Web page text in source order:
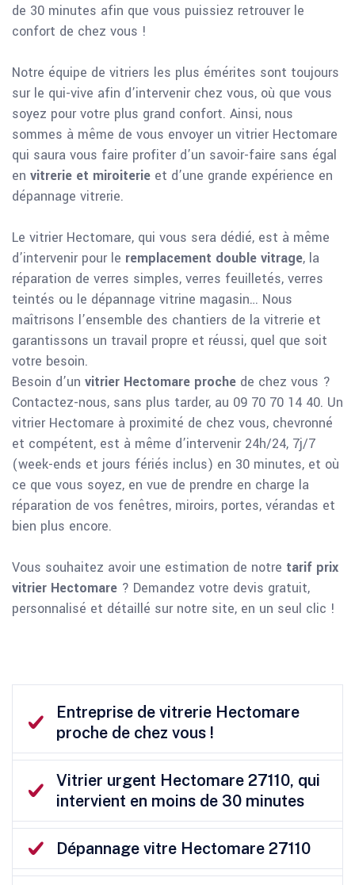
de 30 minutes afin que vous puissiez retrouver le
confort de chez vous !
Notre équipe de vitriers les plus émérites sont toujours
sur le qui-vive afin d’intervenir chez vous, où que vous
soyez pour votre plus grand confort. Ainsi, nous
sommes à même de vous envoyer un vitrier Hectomare
qui saura vous faire profiter d’un savoir-faire sans égal
en vitrerie et miroiterie et d’une grande expérience en
dépannage vitrerie.
Le vitrier Hectomare, qui vous sera dédié, est à même
d’intervenir pour le remplacement double vitrage, la
réparation de verres simples, verres feuilletés, verres
teintés ou le dépannage vitrine magasin… Nous
maîtrisons l’ensemble des chantiers de la vitrerie et
garantissons un travail propre et réussi, quel que soit
votre besoin.
Besoin d’un vitrier Hectomare proche de chez vous ?
Contactez-nous, sans plus tarder, au 09 70 70 14 40. Un
vitrier Hectomare à proximité de chez vous, chevronné
et compétent, est à même d’intervenir 24h/24, 7j/7
(week-ends et jours fériés inclus) en 30 minutes, et où
ce que vous soyez, en vue de prendre en charge la
réparation de vos fenêtres, miroirs, portes, vérandas et
bien plus encore.
Vous souhaitez avoir une estimation de notre tarif prix
vitrier Hectomare ? Demandez votre devis gratuit,
personnalisé et détaillé sur notre site, en un seul clic !
Entreprise de vitrerie Hectomare
proche de chez vous !
Vitrier urgent Hectomare 27110, qui
intervient en moins de 30 minutes
Dépannage vitre Hectomare 27110